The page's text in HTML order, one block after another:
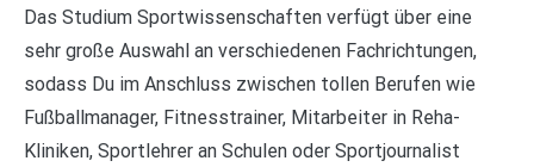
Das Studium Sportwissenschaften verfügt über eine
sehr große Auswahl an verschiedenen Fachrichtungen,
sodass Du im Anschluss zwischen tollen Berufen wie
Fußballmanager, Fitnesstrainer, Mitarbeiter in Reha-
Kliniken, Sportlehrer an Schulen oder Sportjournalist